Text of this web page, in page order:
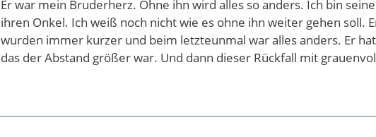
Er war mein Bruderherz. Ohne ihn wird alles so anders. Ich bin
ihren Onkel. Ich weiß noch nicht wie es ohne ihn weiter gehen soll.
wurden immer kurzer und beim letzteunmal war alles anders. Er
das der Abstand größer war. Und dann dieser Rückfall mit